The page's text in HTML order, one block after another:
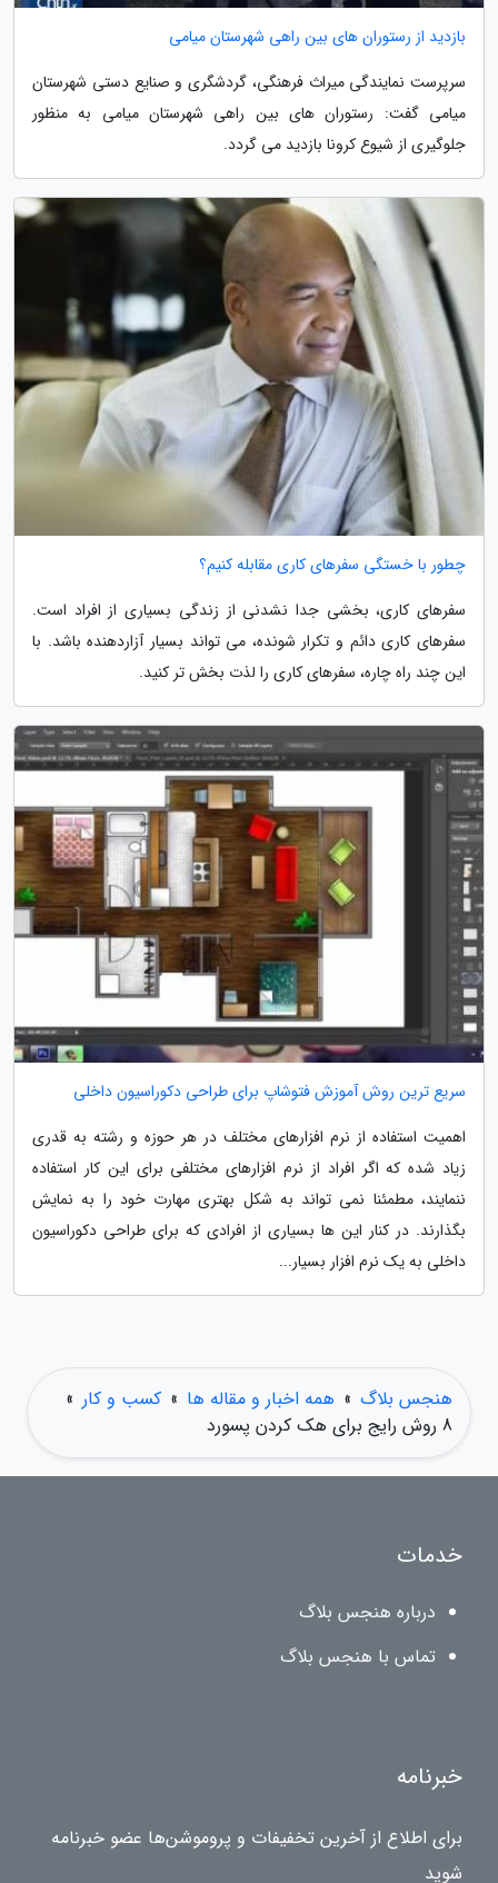
بازدید از رستوران های بین راهی شهرستان میامی
سرپرست نمایندگی میراث فرهنگی، گردشگری و صنایع دستی شهرستان
میامی گفت: رستوران های بین راهی شهرستان میامی به منظور
جلوگیری از شیوع کرونا بازدید می گردد.
چطور با خستگی سفرهای کاری مقابله کنیم؟
سفرهای کاری، بخشی جدا نشدنی از زندگی بسیاری از افراد است.
سفرهای کاری دائم و تکرار شونده، می تواند بسیار آزاردهنده باشد. با
این چند راه چاره، سفرهای کاری را لذت بخش تر کنید.
سریع ترین روش آموزش فتوشاپ برای طراحی دکوراسیون داخلی
اهمیت استفاده از نرم افزارهای مختلف در هر حوزه و رشته به قدری
زیاد شده که اگر افراد از نرم افزارهای مختلفی برای این کار استفاده
ننمایند، مطمئنا نمی تواند به شکل بهتری مهارت خود را به نمایش
بگذارند. در کنار این ها بسیاری از افرادی که برای طراحی دکوراسیون
داخلی به یک نرم افزار بسیار...
هنجس بلاگ » همه اخبار و مقاله ها » کسب و کار »
8 روش رایج برای هک کردن پسورد
خدمات
درباره هنجس بلاگ
تماس با هنجس بلاگ
خبرنامه
برای اطلاع از آخرین تخفیفات و پروموشن‌ها عضو خبرنامه
شوید